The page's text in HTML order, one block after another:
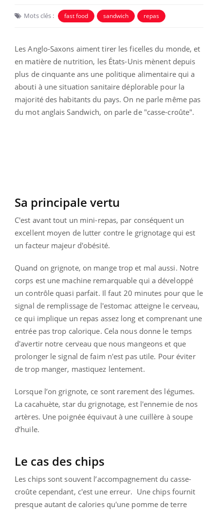
Mots clés : fast food sandwich repas
Les Anglo-Saxons aiment tirer les ficelles du monde, et
en matière de nutrition, les États-Unis mènent depuis
plus de cinquante ans une politique alimentaire qui a
abouti à une situation sanitaire déplorable pour la
majorité des habitants du pays. On ne parle même pas
du mot anglais Sandwich, on parle de "casse-croûte".
Sa principale vertu
C'est avant tout un mini-repas, par conséquent un
excellent moyen de lutter contre le grignotage qui est
un facteur majeur d'obésité.
Quand on grignote, on mange trop et mal aussi. Notre
corps est une machine remarquable qui a développé
un contrôle quasi parfait. Il faut 20 minutes pour que le
signal de remplissage de l'estomac atteigne le cerveau,
ce qui implique un repas assez long et comprenant une
entrée pas trop calorique. Cela nous donne le temps
d'avertir notre cerveau que nous mangeons et que
prolonger le signal de faim n'est pas utile. Pour éviter
de trop manger, mastiquez lentement.
Lorsque l’on grignote, ce sont rarement des légumes.
La cacahuète, star du grignotage, est l'ennemie de nos
artères. Une poignée équivaut à une cuillère à soupe
d’huile.
Le cas des chips
Les chips sont souvent l’accompagnement du casse-
croûte cependant, c'est une erreur. Une chips fournit
presque autant de calories qu'une pomme de terre